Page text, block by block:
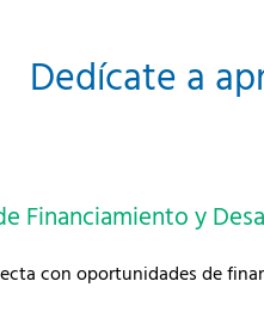
Dedícate a
Financiamiento y
con oportunidades de